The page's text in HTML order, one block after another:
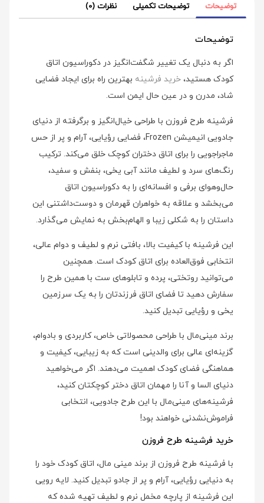
توضیحات توضیحات تکمیلی نظرات (0)
توضیحات
اگر به دنبال یک تغییر شگفت‌انگیز در دکوراسیون اتاق
کودک هستید، خرید فرشینه بهترین راه برای ایجاد فضایی
شاد، مدرن و در عین حال ایمن است.
فرشینه طرح فروزن با طراحی خیال‌انگیز و برگرفته از دنیای
جادویی انیمیشن Frozen، فضایی رؤیایی، آرام و پر از حس
ماجراجویی را برای اتاق دختران کوچک خلق می‌کند. ترکیب
رنگ‌های سرد و لطیف مانند آبی یخی، بنفش و سفید،
حال‌و‌هوای برفی و افسانه‌ای را به دکوراسیون اتاق
می‌بخشد و علاقه به خواهران قهرمان و دوست‌داشتنی این
داستان را به شکلی زیبا و الهام‌بخش به نمایش می‌گذارد.
این فرشینه با کیفیت بالا، بافتی نرم و لطیف و دوام عالی،
انتخابی فوق‌العاده برای اتاق کودک است. همچنین
می‌توانید روتختی، پرده و تابلوهای ست با همین طرح را
سفارش دهید تا فضای اتاق فرزندتان را به یک سرزمین
یخی و رؤیایی تبدیل کنید.
برند مینی‌مال با طراحی محصولاتی خاص، کاربردی و بادوام،
گزینه‌ای عالی برای والدینی است که به زیبایی، کیفیت و
هماهنگی فضای کودک اهمیت می‌دهند. اگر می‌خواهید
دنیای السا و آنا را مهمان اتاق دختر کوچکتان کنید،
فرشینه‌های مینی‌مال با این طرح جادویی، انتخابی
فراموش‌نشدنی خواهند بود!
خرید فرشینه طرح فروزن
با فرشینه طرح فروزن از برند مینی‌ مال، اتاق کودک خود را
به دنیایی رؤیایی، آرام و پر از جادو تبدیل کنید. لایه رویی
این فرشینه از پارچه مخمل نرم و لطیف تهیه شده که